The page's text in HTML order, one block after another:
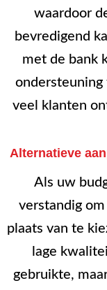
waardoor
bevredigend
met de bank
veel klanten
Alternatieve
Als uw
verstandig
plaats van te
lage
gebruikte,